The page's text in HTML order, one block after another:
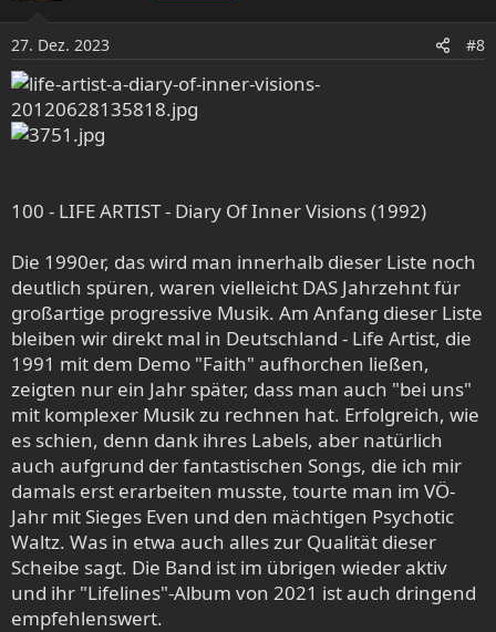
27. Dez. 2023 #8
100 - LIFE ARTIST - Diary Of Inner Visions (1992)
Die 1990er, das wird man innerhalb dieser Liste noch
deutlich spüren, waren vielleicht DAS Jahrzehnt für
großartige progressive Musik. Am Anfang dieser Liste
bleiben wir direkt mal in Deutschland - Life Artist, die
1991 mit dem Demo "Faith" aufhorchen ließen,
zeigten nur ein Jahr später, dass man auch "bei uns"
mit komplexer Musik zu rechnen hat. Erfolgreich, wie
es schien, denn dank ihres Labels, aber natürlich
auch aufgrund der fantastischen Songs, die ich mir
damals erst erarbeiten musste, tourte man im VÖ-
Jahr mit Sieges Even und den mächtigen Psychotic
Waltz. Was in etwa auch alles zur Qualität dieser
Scheibe sagt. Die Band ist im übrigen wieder aktiv
und ihr "Lifelines"-Album von 2021 ist auch dringend
empfehlenswert.